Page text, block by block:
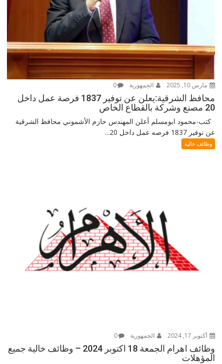
مارس 10, 2025 الجمهورية 0
محافظ الشرقية:يعلن عن توفير 1837 فرصة عمل داخل
20 مصنع وشركة بالقطاع الخاص
كتب-محمود ابومسلم أعلن المهندس حازم الأشموني محافظ الشرقية
عن توفير 1837 فرصه عمل داخل 20...
وظائف خالية
أكتوبر 17, 2024 الجمهورية 0
وظائف اهرام الجمعة 18 اكتوبر 2024 – وظائف خالية جميع
المؤهلات